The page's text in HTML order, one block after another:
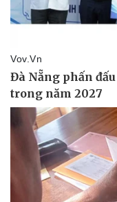
Dinh dưỡng - món ngon
Cây thuốc
Sản phụ khoa
Nhi khoa
Nam khoa
Làm đẹp - giảm cân
Phòng mạch online
Ăn sạch sống khỏe